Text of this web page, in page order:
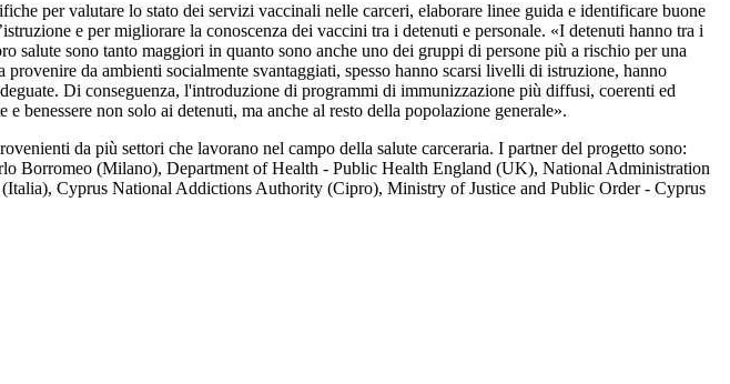
per valutare lo stato dei servizi vaccinali nelle carceri, elaborare linee guida e identificare buone
e per migliorare la conoscenza dei vaccini tra i detenuti e personale. «I detenuti hanno tra i
salute sono tanto maggiori in quanto sono anche uno dei gruppi di persone più a rischio per una
da ambienti socialmente svantaggiati, spesso hanno scarsi livelli di istruzione, hanno
Di conseguenza, l'introduzione di programmi di immunizzazione più diffusi, coerenti ed
non solo ai detenuti, ma anche al resto della popolazione generale».
da più settori che lavorano nel campo della salute carceraria. I partner del progetto sono:
Borromeo (Milano), Department of Health - Public Health England (UK), National Administration
Cyprus National Addictions Authority (Cipro), Ministry of Justice and Public Order - Cyprus